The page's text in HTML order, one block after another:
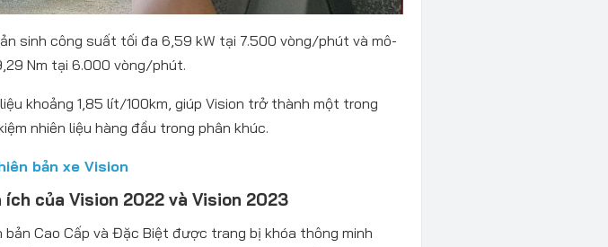
sinh công suất tối đa 6,59 kW tại 7.500 vòng/phút và mô-
Nm tại 6.000 vòng/phút.
khoảng 1,85 lít/100km, giúp Vision trở thành một trong
nhiên liệu hàng đầu trong phân khúc.
bản xe Vision
của Vision 2022 và Vision 2023
bản Cao Cấp và Đặc Biệt được trang bị khóa thông minh